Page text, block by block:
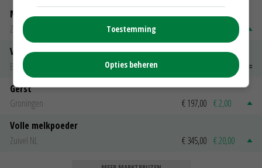
Magere melkpoeder
Zuivel NL
Vleeskuikens 2001-2600 gr
Barneveld
Gerst
Groningen
€ 197,00 € 2,00
Volle melkpoeder
Zuivel NL
€ 345,00 € 20,00
Toestemming
Opties beheren